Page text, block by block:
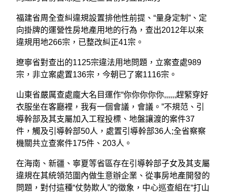
福建省周全查糾違規設置排他性前提、“量身定制”、定
向掛牌的運營性房地產用地的行為，查出2012年以來
違規用地266宗，已整改糾正41宗。
遼寧省對查出的1125宗違法用地問題，立案查處989
宗，非立案處置136宗，今朝已了案1116宗。
山東省嚴厲查處龐大名目運作“你你你你你,,,,,,趕緊穿好
衣服坐在客廳裡，我有一個會議，會議。”不規范、引
導幹部及其支屬加入工程投標、地盤讓渡的案件37
件，觸及引導幹部50人，處置引導幹部36人;全省察察
機關共立查案件175件、203人。
在海南、新疆、寧夏等省區存在引導幹部子女及其支屬
違規在其統領范圍內做生意辦企業、從事房地產開發的
問題，對付這種“仗勢欺人”的徵象，中心巡查組在“打山